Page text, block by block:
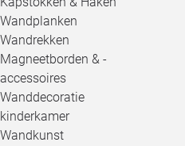
Wandplanken
Wandrekken
Magneetborden & -
accessoires
Wanddecoratie
kinderkamer
Wandkunst